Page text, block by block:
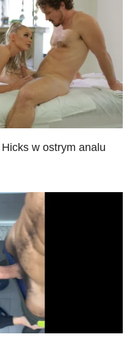
w ostrym analu